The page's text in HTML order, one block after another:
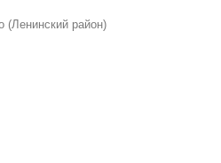
(Ленинский район)